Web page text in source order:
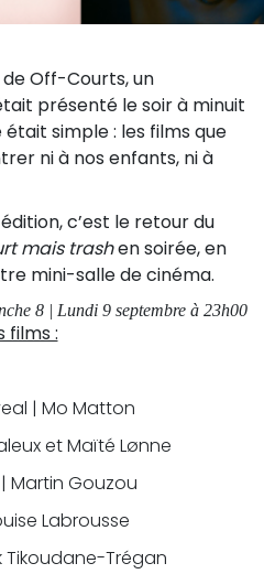
de Off-Courts, un
présenté le soir à minuit
simple : les films que
ni à nos enfants, ni à
c’est le retour du
mais trashen soirée, en
mini-salle de cinéma.
8 | Lundi 9 septembre à 23h00
films :
| Mo Matton
et Maïté Lønne
Martin Gouzou
Labrousse
Tikoudane-Trégan